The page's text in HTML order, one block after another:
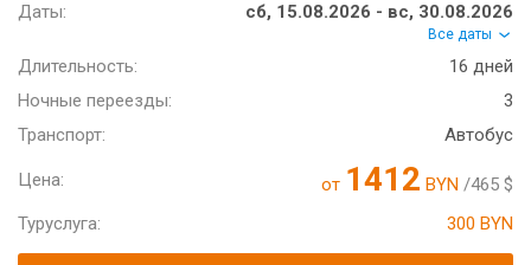
Даты:
сб, 15.08.2026 - вс, 30.08.2026
Все даты
Длительность:
16 дней
Ночные переезды:
3
Транспорт:
Автобус
Цена: от 1412 BYN /465 $
Туруслуга:
300 BYN